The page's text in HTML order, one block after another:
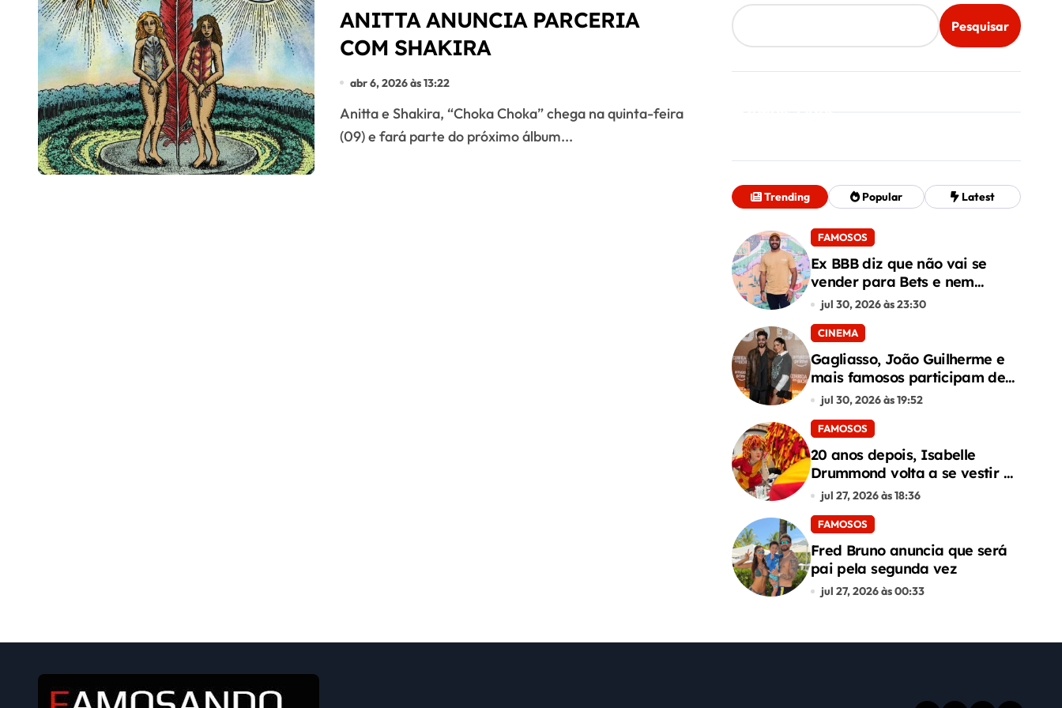
ANITTA ANUNCIA PARCERIA
COM SHAKIRA
abr 6, 2026 às 13:22
Anitta e Shakira, “Choka Choka” chega na quinta-feira
(09) e fará parte do próximo álbum...
Pesquisar
Trending Popular Latest
FAMOSOS
Ex BBB diz que não vai se
vender para Bets e nem
conteúdo adulto
jul 30, 2026 às 23:30
CINEMA
Gagliasso, João Guilherme e
mais famosos participam de
premiere de “Corrida dos
jul 30, 2026 às 19:52
FAMOSOS
20 anos depois, Isabelle
Drummond volta a se vestir de
Emília do Sítio
jul 27, 2026 às 18:36
FAMOSOS
Fred Bruno anuncia que será
pai pela segunda vez
jul 27, 2026 às 00:33